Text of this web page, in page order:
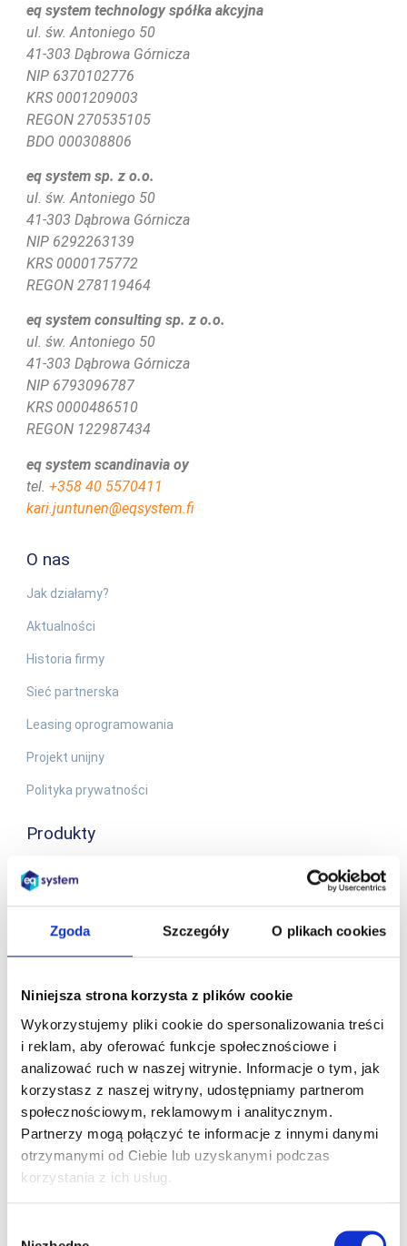
Zgoda Szczegóły O plikach cookies
Niniejsza strona korzysta z plików cookie
Wykorzystujemy pliki cookie do spersonalizowania treści
i reklam, aby oferować funkcje społecznościowe i
analizować ruch w naszej witrynie. Informacje o tym, jak
korzystasz z naszej witryny, udostępniamy partnerom
społecznościowym, reklamowym i analitycznym.
Partnerzy mogą połączyć te informacje z innymi danymi
otrzymanymi od Ciebie lub uzyskanymi podczas
korzystania z ich usług.
eq system technology spółka akcyjna
ul. św. Antoniego 50
41-303 Dąbrowa Górnicza
NIP 6370102776
KRS 0001209003
REGON 270535105
BDO 000308806
eq system sp. z o.o.
ul. św. Antoniego 50
41-303 Dąbrowa Górnicza
NIP 6292263139
KRS 0000175772
REGON 278119464
eq system consulting sp. z o.o.
ul. św. Antoniego 50
41-303 Dąbrowa Górnicza
NIP 6793096787
KRS 0000486510
REGON 122987434
eq system scandinavia oy
tel. +358 40 5570411
kari.juntunen@eqsystem.fi
O nas
Jak działamy?
Aktualności
Historia firmy
Sieć partnerska
Leasing oprogramowania
Projekt unijny
Polityka prywatności
Produkty
System APS – ASPROVA APS
System MES – XPRIMER.MES
Internet of Things – XPRIMER.IoT
System CMMS – XPRIMER.CMMS
Zarządzanie technologiami – XPRIMER.TCW
Zarządzanie narzędziownią – XPRIMER.TCS
Zarządzanie magazynem – XPRIMER.WM
Aplikacja mobilna dla produkcji